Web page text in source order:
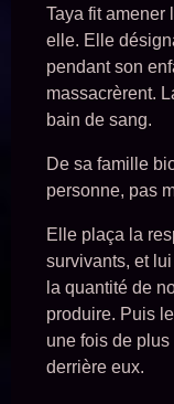
Taya fit amener
elle. Elle
pendant son
massacrèrent.
bain de sang.
De sa famille
personne, pas
Elle plaça la
survivants, et
la quantité de
produire. Puis
une fois de
derrière eux.